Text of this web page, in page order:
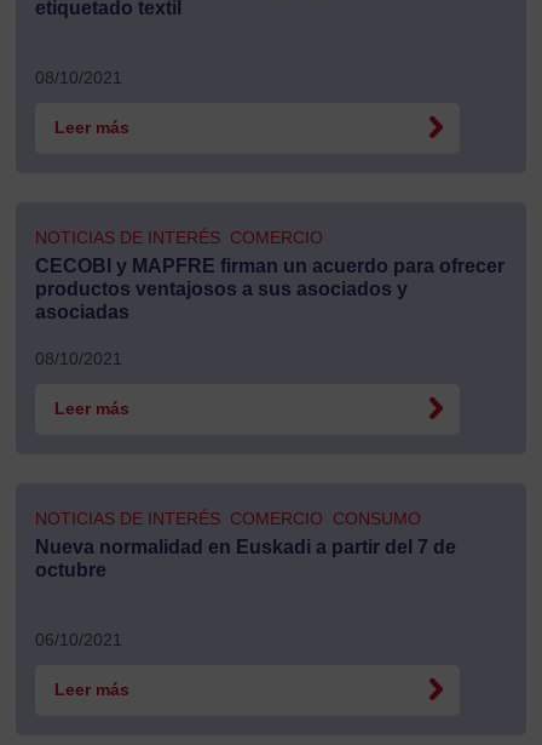
etiquetado textil
08/10/2021
Leer más
NOTICIAS DE INTERÉS COMERCIO
CECOBI y MAPFRE firman un acuerdo para ofrecer
productos ventajosos a sus asociados y
asociadas
08/10/2021
Leer más
NOTICIAS DE INTERÉS COMERCIO CONSUMO
Nueva normalidad en Euskadi a partir del 7 de
octubre
06/10/2021
Leer más